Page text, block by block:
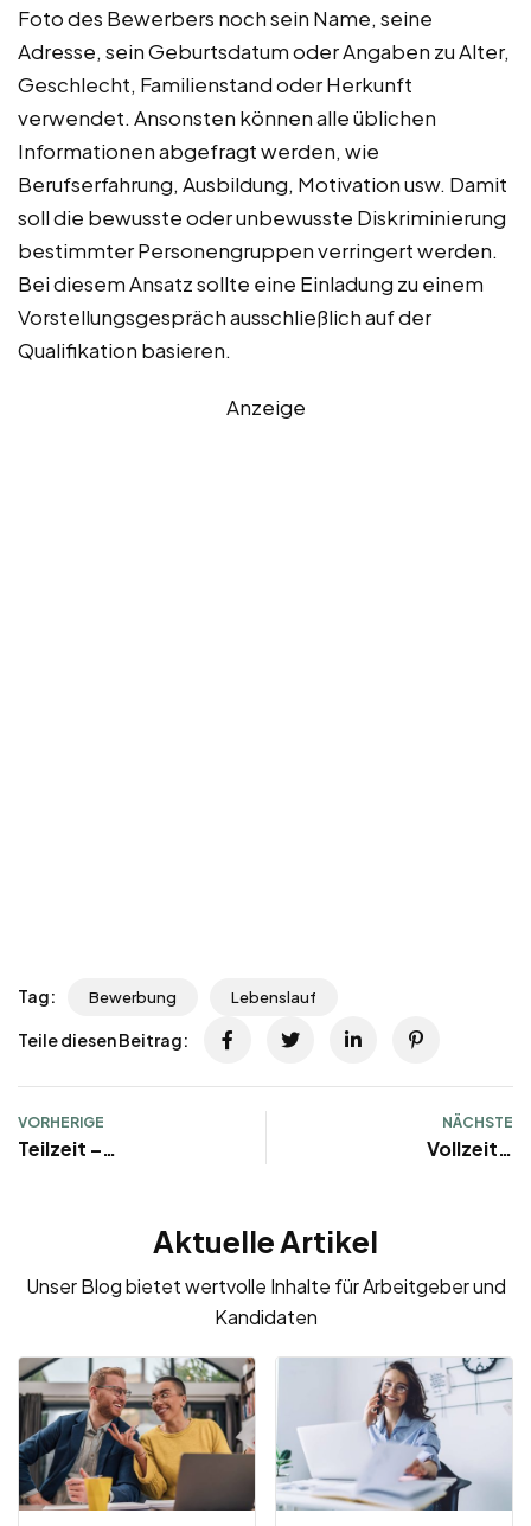
Foto des Bewerbers noch sein Name, seine
Adresse, sein Geburtsdatum oder Angaben zu Alter,
Geschlecht, Familienstand oder Herkunft
verwendet. Ansonsten können alle üblichen
Informationen abgefragt werden, wie
Berufserfahrung, Ausbildung, Motivation usw. Damit
soll die bewusste oder unbewusste Diskriminierung
bestimmter Personengruppen verringert werden.
Bei diesem Ansatz sollte eine Einladung zu einem
Vorstellungsgespräch ausschließlich auf der
Qualifikation basieren.
Anzeige
Tag: Bewerbung Lebenslauf
Teile diesen Beitrag:
VORHERIGE
Teilzeit –
Vorlage, Probezeit &
NÄCHSTE
Vollzeit –
Vorlage, Probezeit &
Aktuelle Artikel
Unser Blog bietet wertvolle Inhalte für Arbeitgeber und
Kandidaten